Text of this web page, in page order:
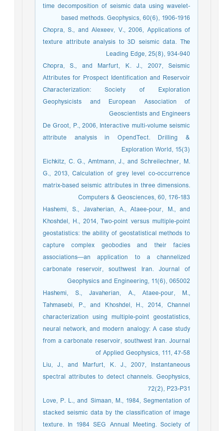
time decomposition of seismic data using wavelet-
based methods. Geophysics, 60(6), 1906-1916
Chopra, S., and Alexeev, V., 2006, Applications of
texture attribute analysis to 3D seismic data. The
Leading Edge, 25(8), 934-940
Chopra, S., and Marfurt, K. J., 2007, Seismic
Attributes for Prospect Identification and Reservoir
Characterization: Society of Exploration
Geophysicists and European Association of
Geoscientists and Engineers
De Groot, P., 2006, Interactive multi-volume seismic
attribute analysis in OpendTect. Drilling &
Exploration World, 15(3)
Eichkitz, C. G., Amtmann, J., and Schreilechner, M.
G., 2013, Calculation of grey level co-occurrence
matrix-based seismic attributes in three dimensions.
Computers & Geosciences, 60, 176-183
Hashemi, S., Javaherian, A., Ataee-pour, M., and
Khoshdel, H., 2014, Two-point versus multiple-point
geostatistics: the ability of geostatistical methods to
capture complex geobodies and their facies
associations—an application to a channelized
carbonate reservoir, southwest Iran. Journal of
Geophysics and Engineering, 11(6), 065002
Hashemi, S., Javaherian, A., Ataee-pour, M.,
Tahmasebi, P., and Khoshdel, H., 2014, Channel
characterization using multiple-point geostatistics,
neural network, and modern analogy: A case study
from a carbonate reservoir, southwest Iran. Journal
of Applied Geophysics, 111, 47-58
Liu, J., and Marfurt, K. J., 2007, Instantaneous
spectral attributes to detect channels. Geophysics,
72(2), P23-P31
Love, P. L., and Simaan, M., 1984, Segmentation of
stacked seismic data by the classification of image
texture. In 1984 SEG Annual Meeting. Society of